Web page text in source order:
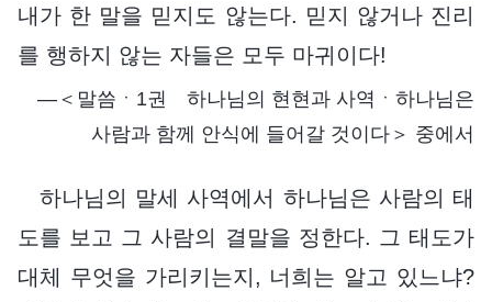
내가 한 말을 믿지도 않는다. 믿지 않거나 진리
를 행하지 않는 자들은 모두 마귀이다!
―＜말씀ㆍ1권 하나님의 현현과 사역ㆍ하나님은
사람과 함께 안식에 들어갈 것이다＞ 중에서
하나님의 말세 사역에서 하나님은 사람의 태
도를 보고 그 사람의 결말을 정한다. 그 태도가
대체 무엇을 가리키는지, 너희는 알고 있느냐?